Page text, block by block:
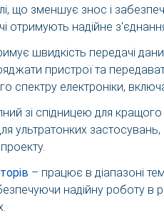
що зменшує знос і
отримують надійне
швидкість передачі
пристрої та
спектру електроніки,
зі спідницею для кращого
ультратонких
– працює в діапазоні
надійну роботу в